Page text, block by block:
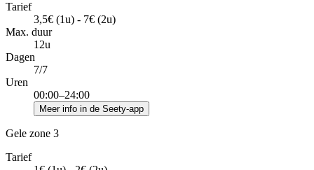
Tarief
3,5€ (1u) - 7€ (2u)
Max. duur
12u
Dagen
7/7
Uren
00:00–24:00
Meer info in de Seety-app
Gele zone 3
Tarief